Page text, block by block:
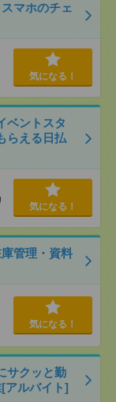
マホのチェ
気になる！
ベントスタ
らえる日払
気になる！
管理・資料
気になる！
サクッと勤
アルバイト]